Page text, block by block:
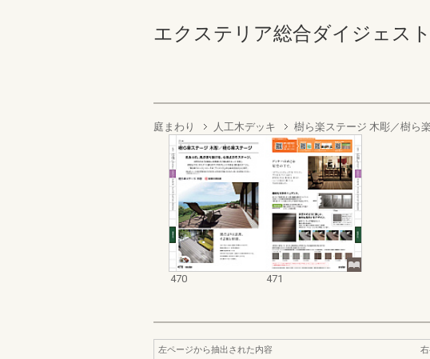
エクステリア総合ダイジェス
庭まわり 人工木デッキ 樹ら楽ステージ 木彫／樹ら
470 471
左ページから抽出された内容